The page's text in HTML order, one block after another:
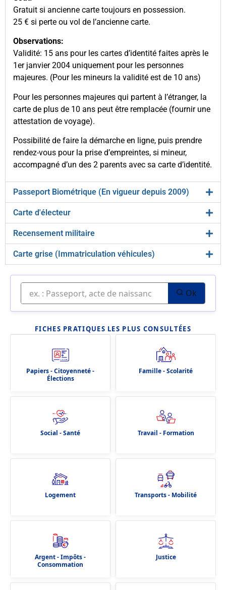
Gratuit si ancienne carte toujours en possession.
25 € si perte ou vol de l’ancienne carte.
Observations:
Validité: 15 ans pour les cartes d’identité faites après le
1er janvier 2004 uniquement pour les personnes
majeures. (Pour les mineurs la validité est de 10 ans)
Pour les personnes majeures qui partent à l’étranger, la
carte de plus de 10 ans peut être remplacée (fournir une
attestation de voyage).
Possibilité de faire la démarche en ligne, puis prendre
rendez-vous pour la prise d’empreintes, si mineur,
accompagné d’un des 2 parents avec sa carte d’identité.
Passeport Biométrique (En vigueur depuis 2009)
Carte d'électeur
Recensement militaire
Carte grise (Immatriculation véhicules)
Ok
FICHES PRATIQUES LES PLUS CONSULTÉES
Papiers - Citoyenneté -
Élections
Famille - Scolarité
Social - Santé Travail - Formation
Logement Transports - Mobilité
Argent - Impôts -
Consommation
Justice